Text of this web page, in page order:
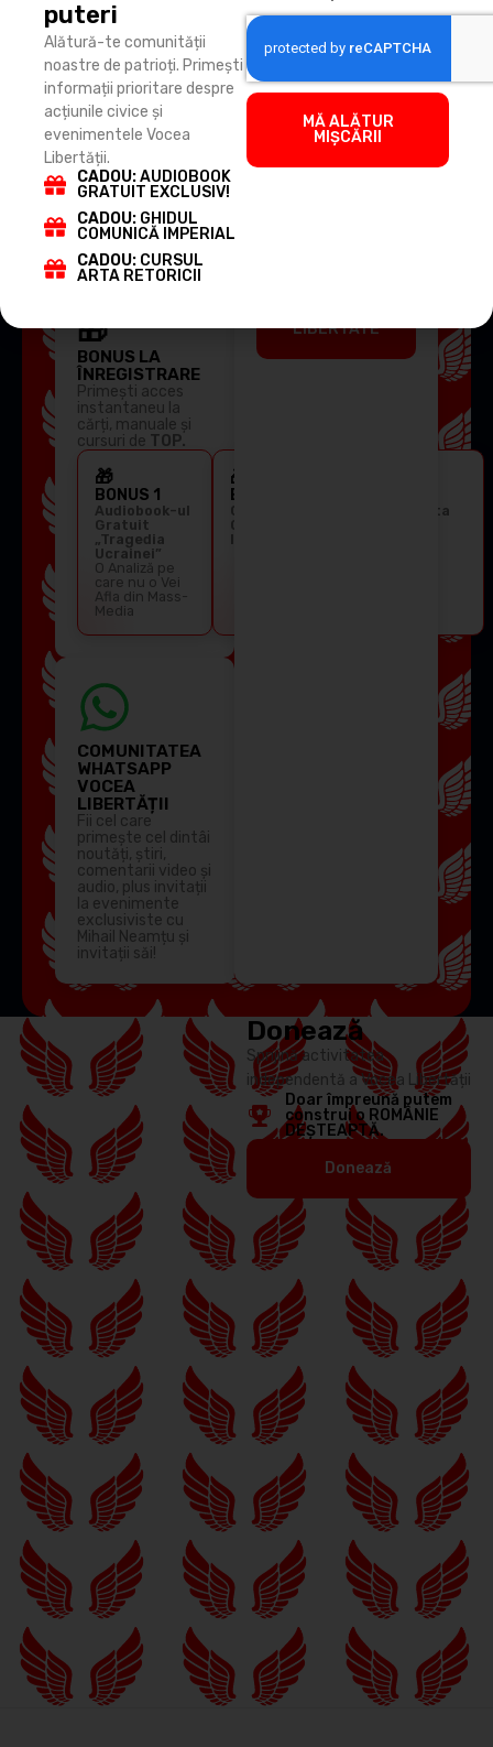
minciuna.
Doar
adevărul ne
va face
liberi!
Completați formularul de
mai jos și, pe lângă
informări săptămânale,
veți primi acces imediat
la resurse în
exclusivitate.
🎁
BONUS LA
ÎNREGISTRARE
Primești acces
instantaneu la
cărți, manuale și
cursuri de TOP.
🎁
BONUS 1
Audiobook-ul
Gratuit
„Tragedia
Ucrainei”
O Analiză pe
care nu o Vei
Afla din Mass-
Media
🎁
BONUS 2
Ghidul
Comunicării
Imperiale
Cursul Arta
COMUNITATEA
WHATSAPP
VOCEA
LIBERTĂȚII
Fii cel care
primește cel dintâi
noutăți, știri,
comentarii video și
audio, plus invitații
la evenimente
exclusiviste cu
Mihail Neamțu și
invitații săi!
Email
LIBERTATE
Donează
Sprijină activitatea
independentă a Vocea Libertății
Doar împreună putem
construi o ROMÂNIE
DEȘTEAPTĂ.
Donează
puteri
Alătură-te comunității
noastre de patrioți. Primești
informații prioritare despre
acțiunile civice și
evenimentele Vocea
Libertății.
CADOU:AUDIOBOOK
GRATUIT EXCLUSIV!
CADOU: GHIDUL
COMUNICĂ IMPERIAL
CADOU: CURSUL
ARTA RETORICII
MĂ ALĂTUR
MIȘCĂRII